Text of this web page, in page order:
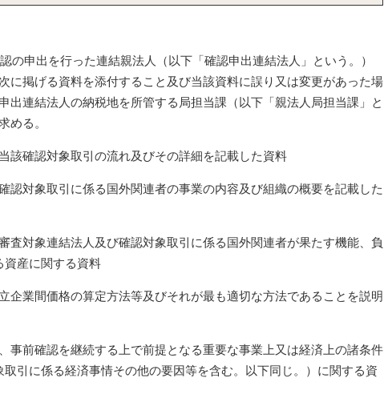
申出を行った連結親法人（以下「確認申出連結法人」という。）
に掲げる資料を添付すること及び当該資料に誤り又は変更があった場
出連結法人の納税地を所管する局担当課（以下「親法人局担当課」と
める。
確認対象取引の流れ及びその詳細を記載した資料
対象取引に係る国外関連者の事業の内容及び組織の概要を記載した
対象連結法人及び確認対象取引に係る国外関連者が果たす機能、負
産に関する資料
業間価格の算定方法等及びそれが最も適切な方法であることを説明
前確認を継続する上で前提となる重要な事業上又は経済上の諸条件
取引に係る経済事情その他の要因等を含む。以下同じ。）に関する資